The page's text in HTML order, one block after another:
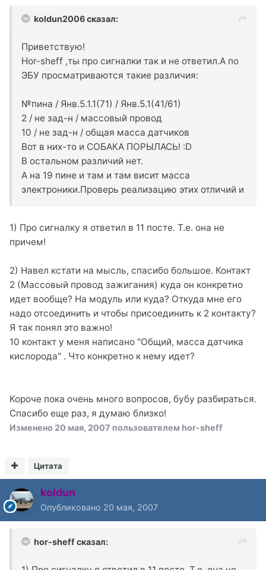
koldun2006 сказал:
Приветствую!
Hor-sheff ,ты про сигналки так и не ответил.А по
ЭБУ просматриваются такие различия:
№пина / Янв.5.1.1(71) / Янв.5.1(41/61)
2 / не зад-н / массовый провод
10 / не зад-н / общая масса датчиков
Вот в них-то и СОБАКА ПОРЫЛАСЬ! :D
В остальном различий нет.
А на 19 пине и там и там висит масса
электроники.Проверь реализацию этих отличий и
1) Про сигналку я ответил в 11 посте. Т.е. она не
причем!
2) Навел кстати на мысль, спасибо большое. Контакт
2 (Массовый провод зажигания) куда он конкретно
идет вообще? На модуль или куда? Откуда мне его
надо отсоединить и чтобы присоединить к 2 контакту?
Я так понял это важно!
10 контакт у меня написано "Общий, масса датчика
кислорода" . Что конкретно к нему идет?
Короче пока очень много вопросов, бубу разбираться.
Спасибо еще раз, я думаю близко!
Изменено 20 мая, 2007 пользователем hor-sheff
Цитата
koldun
Опубликовано 20 мая, 2007
hor-sheff сказал: